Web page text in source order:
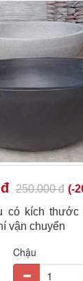
250.000 đ (-
có kích thước
vận chuyển
Chậu